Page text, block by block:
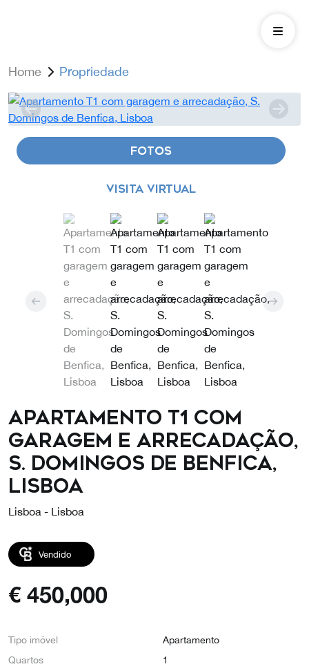
Home Propriedade
FOTOS
VISITA VIRTUAL
Apartamento T1 com
garagem e arrecadação,
S. Domingos de Benfica,
Lisboa
Lisboa - Lisboa
Vendido
€ 450,000
Tipo imóvel
Apartamento
Quartos
1